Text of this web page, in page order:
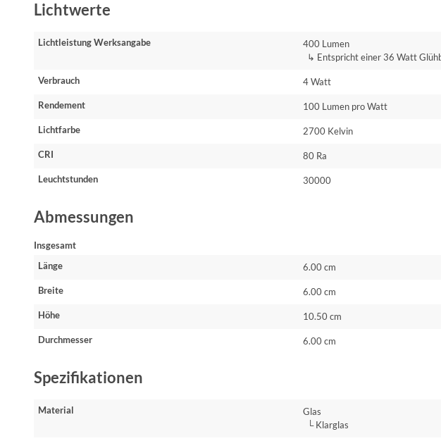
Lichtwerte
Lichtleistung Werksangabe
400 Lumen
↳ Entspricht einer 36 Watt
Verbrauch 4 Watt
Rendement 100 Lumen pro Watt
Lichtfarbe 2700 Kelvin
CRI 80 Ra
Leuchtstunden 30000
Abmessungen
Insgesamt
Länge
6.00 cm
Breite 6.00 cm
Höhe 10.50 cm
Durchmesser 6.00 cm
Spezifikationen
Material
Glas
└ Klarglas